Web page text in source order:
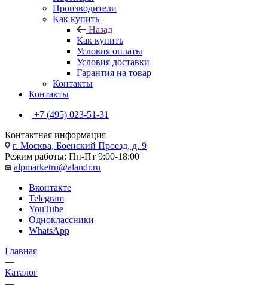
Производители
Как купить
Назад
Как купить
Условия оплаты
Условия доставки
Гарантия на товар
Контакты
Контакты
+7 (495) 023-51-31
Контактная информация
г. Москва, Боенский Проезд, д. 9
Режим работы: Пн-Пт 9:00-18:00
alpmarketru@alandr.ru
Вконтакте
Telegram
YouTube
Одноклассники
WhatsApp
Главная
—
Каталог
—